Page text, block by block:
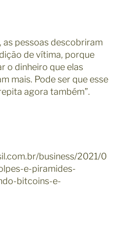
as pessoas descobriram
de vítima, porque
o dinheiro que elas
mais. Pode ser que esse
agora também”.
business/2021/0
e-piramides-
bitcoins-e-